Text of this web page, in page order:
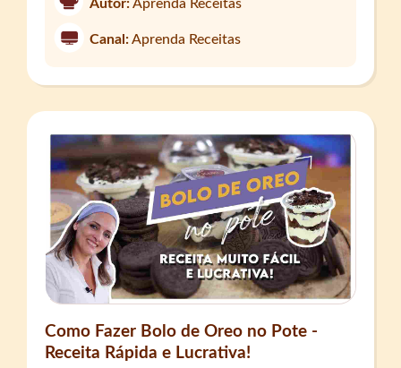
Autor:Aprenda Receitas
Canal:Aprenda Receitas
Como Fazer Bolo de Oreo no Pote -
Receita Rápida e Lucrativa!